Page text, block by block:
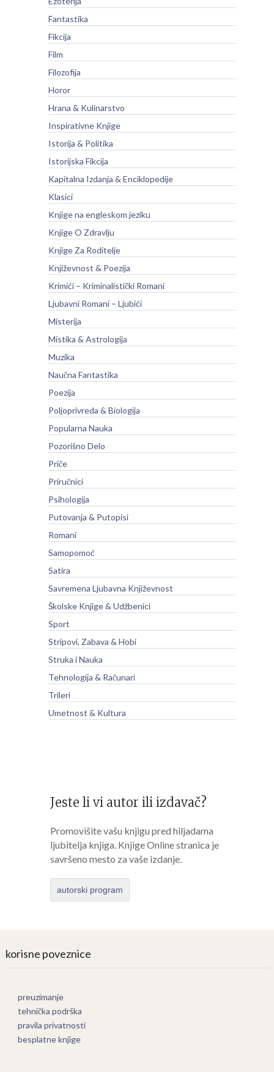
Fantastika
Fikcija
Film
Filozofija
Horor
Hrana & Kulinarstvo
Inspirativne Knjige
Istorija & Politika
Istorijska Fikcija
Kapitalna Izdanja & Enciklopedije
Klasici
Knjige na engleskom jeziku
Knjige O Zdravlju
Knjige Za Roditelje
Književnost & Poezija
Krimići – Kriminalistički Romani
Ljubavni Romani – Ljubići
Misterija
Mistika & Astrologija
Muzika
Naučna Fantastika
Poezija
Poljoprivreda & Biologija
Popularna Nauka
Pozorišno Delo
Priče
Priručnici
Psihologija
Putovanja & Putopisi
Romani
Samopomoć
Satira
Savremena Ljubavna Književnost
Školske Knjige & Udžbenici
Sport
Stripovi, Zabava & Hobi
Struka i Nauka
Tehnologija & Računari
Trileri
Umetnost & Kultura
Jeste li vi autor ili izdavač?
Promovišite vašu knjigu pred hiljadama
ljubitelja knjiga. Knjige Online stranica je
savršeno mesto za vaše izdanje.
autorski program
korisne poveznice
preuzimanje
tehnička podrška
pravila privatnosti
besplatne knjige